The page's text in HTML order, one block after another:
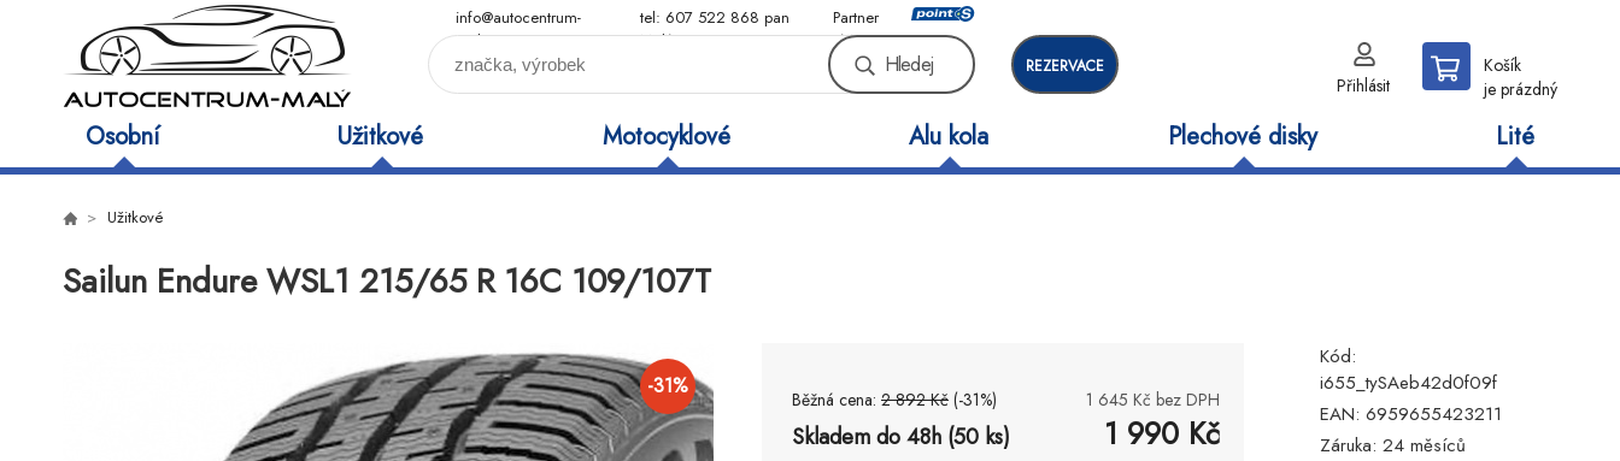
info@autocentrum-
maly.cz
tel: 607 522 868 pan
Malý
Partner
sítě
Hledej REZERVACE
Přihlásit
Košík
je prázdný
Osobní Užitkové Motocyklové Alu kola Plechové disky Lité
Užitkové
Sailun Endure WSL1 215/65 R 16C 109/107T
-31% Běžná cena: 2 892 Kč (-31%) 1 645 Kč bez DPH
Skladem do 48h (50 ks) 1 990 Kč
Kód:
i655_tySAeb42d0f09f
EAN: 6959655423211
Záruka: 24 měsíců